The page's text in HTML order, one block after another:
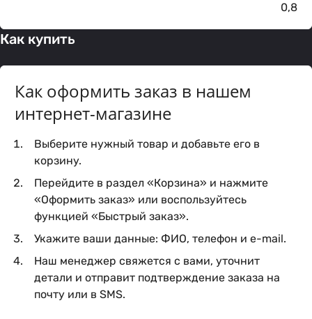
0,8
Как купить
Как оформить заказ в нашем
интернет-магазине
Выберите нужный товар и добавьте его в
корзину.
Перейдите в раздел «Корзина» и нажмите
«Оформить заказ» или воспользуйтесь
функцией «Быстрый заказ».
Укажите ваши данные: ФИО, телефон и e-mail.
Наш менеджер свяжется с вами, уточнит
детали и отправит подтверждение заказа на
почту или в SMS.